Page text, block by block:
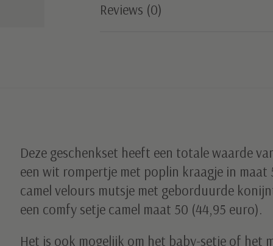
Reviews (0)
Deze geschenkset heeft een totale waarde
een wit rompertje met poplin kraagje in maat
camel velours mutsje met geborduurde
een comfy setje camel maat 50 (44,95 euro).
Het is ook mogelijk om het baby-setje of het